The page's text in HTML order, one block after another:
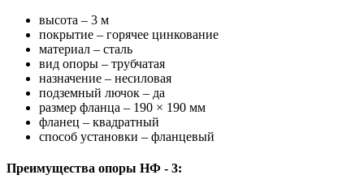
высота – 3 м
покрытие – горячее цинкование
материал – сталь
вид опоры – трубчатая
назначение – несиловая
подземный лючок – да
размер фланца – 190 × 190 мм
фланец – квадратный
способ установки – фланцевый
Преимущества опоры НФ - 3: